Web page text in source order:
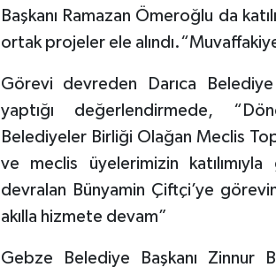
Başkanı Ramazan Ömeroğlu da
ortak projeler ele
Görevi devreden Darıca Belediye
yaptığı değerlendirmede,
Belediyeler Birliği Olağan Meclis
ve meclis üyelerimizin
devralan Bünyamin Çiftçi’ye
akılla hizmete devam”
Gebze Belediye Başkanı Zinnur